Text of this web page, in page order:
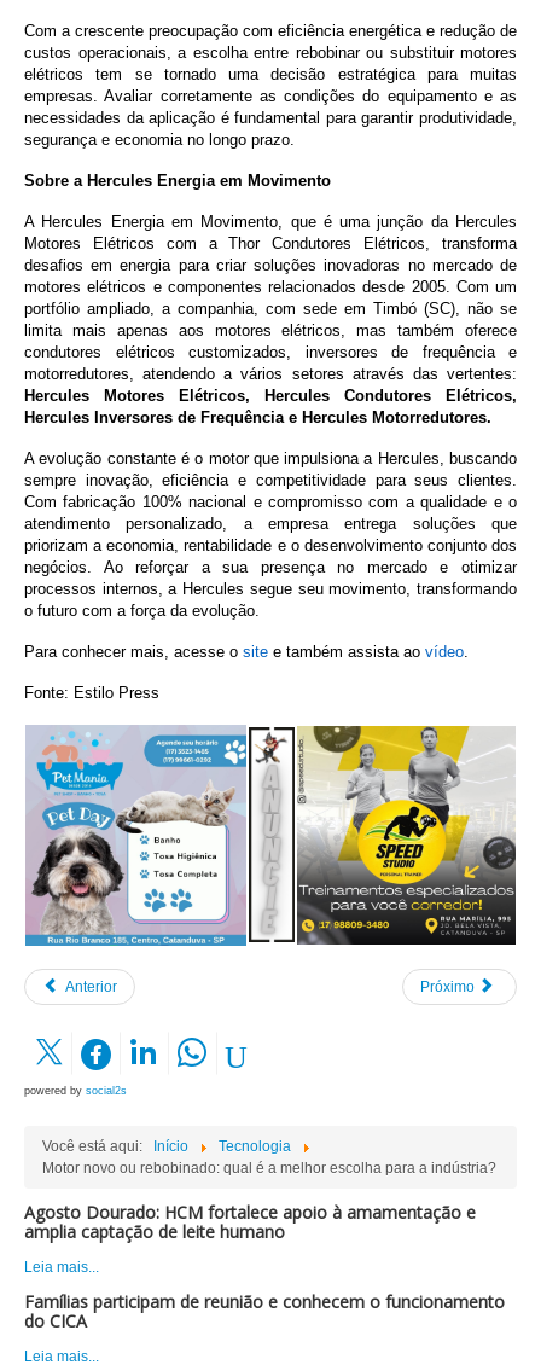
Com a crescente preocupação com eficiência energética e redução de
custos operacionais, a escolha entre rebobinar ou substituir motores
elétricos tem se tornado uma decisão estratégica para muitas
empresas. Avaliar corretamente as condições do equipamento e as
necessidades da aplicação é fundamental para garantir produtividade,
segurança e economia no longo prazo.
Sobre a Hercules Energia em Movimento
A Hercules Energia em Movimento, que é uma junção da Hercules
Motores Elétricos com a Thor Condutores Elétricos, transforma
desafios em energia para criar soluções inovadoras no mercado de
motores elétricos e componentes relacionados desde 2005. Com um
portfólio ampliado, a companhia, com sede em Timbó (SC), não se
limita mais apenas aos motores elétricos, mas também oferece
condutores elétricos customizados, inversores de frequência e
motorredutores, atendendo a vários setores através das vertentes:
Hercules Motores Elétricos, Hercules Condutores Elétricos,
Hercules Inversores de Frequência e Hercules Motorredutores.
A evolução constante é o motor que impulsiona a Hercules, buscando
sempre inovação, eficiência e competitividade para seus clientes.
Com fabricação 100% nacional e compromisso com a qualidade e o
atendimento personalizado, a empresa entrega soluções que
priorizam a economia, rentabilidade e o desenvolvimento conjunto dos
negócios. Ao reforçar a sua presença no mercado e otimizar
processos internos, a Hercules segue seu movimento, transformando
o futuro com a força da evolução.
Para conhecer mais, acesse o site e também assista ao vídeo
Fonte: Estilo Press
Anterior Próximo
powered by social2s
Você está aqui: Início
Tecnologia
Motor novo ou rebobinado: qual é a melhor escolha para a indústria?
Agosto Dourado: HCM fortalece apoio à amamentação e
amplia captação de leite humano
Leia mais...
Famílias participam de reunião e conhecem o funcionamento
do CICA
Leia mais...